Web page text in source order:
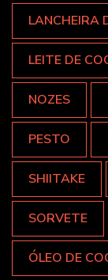
LANCHEIRA
LEITE DE
NOZES
PESTO
SHIITAKE
SORVETE
ÓLEO DE